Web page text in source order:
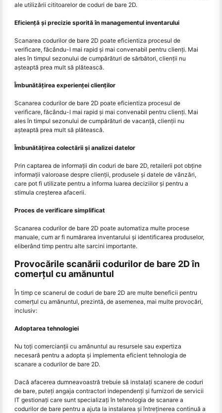
ale utilizării cititoarelor de coduri de bare 2D.
Eficiență și precizie sporită în managementul inventarului
Scanarea codurilor de bare 2D poate eficientiza procesul de
verificare, făcându-l mai rapid și mai convenabil pentru clienți. Mai
ales în timpul sezonului de cumpărături de sărbători, clienții nu
așteaptă prea mult să plătească.
Îmbunătățirea experienței clienților
Scanarea codurilor de bare 2D poate eficientiza procesul de
verificare, făcându-l mai rapid și mai convenabil pentru clienți. Mai
ales în timpul sezonului de cumpărături de vacanță, clienții nu
așteaptă prea mult să plătească.
Îmbunătățirea colectării și analizei datelor
Prin captarea de informații din coduri de bare 2D, retailerii pot obține
informații valoroase despre clienții, produsele și datele de vânzări,
care pot fi utilizate pentru a informa luarea deciziilor și pentru a
stimula creșterea afacerii.
Proces de verificare simplificat
Scanarea codurilor de bare 2D poate automatiza multe procese
manuale, cum ar fi numărarea inventarului și identificarea produselor,
eliberând timp pentru alte sarcini importante.
Provocările scanării codurilor de bare 2D în
comerțul cu amănuntul
În timp ce scanerul de coduri de bare 2D are multe beneficii pentru
comerțul cu amănuntul, prezintă, de asemenea, mai multe provocări,
inclusiv:
Adoptarea tehnologiei
Nu toți comercianții cu amănuntul au resursele sau expertiza
necesară pentru a adopta și implementa eficient tehnologia de
scanare a codurilor de bare 2D.
Dacă afacerea dumneavoastră trebuie să instalați scanere de coduri
de bare, puteți angaja contractori independenți și furnizori de servicii
IT gestionați care sunt specializați în tehnologia de scanare a
codurilor de bare pentru a ajuta la instalarea și întreținerea continuă a